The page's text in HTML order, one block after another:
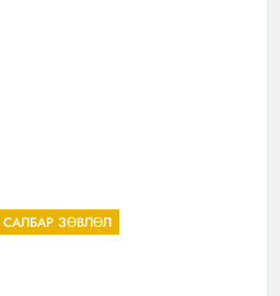
ЗӨВЛӨЛ